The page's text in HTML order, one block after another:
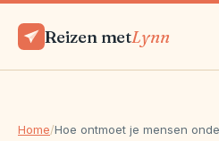
Reizen metLynn
Home/Hoe ontmoet je mensen